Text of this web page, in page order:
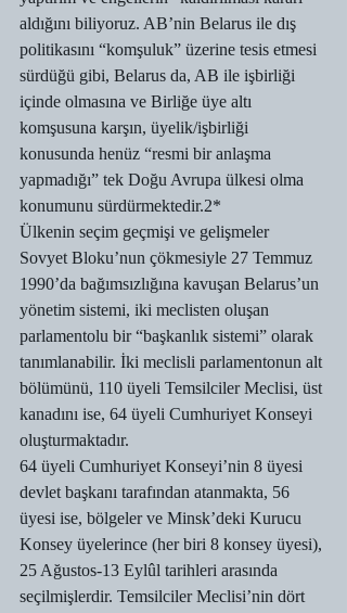
aldığını biliyoruz. AB’nin Belarus ile dış
politikasını “komşuluk” üzerine tesis etmesi
sürdüğü gibi, Belarus da, AB ile işbirliği
içinde olmasına ve Birliğe üye altı
komşusuna karşın, üyelik/işbirliği
konusunda henüz “resmi bir anlaşma
yapmadığı” tek Doğu Avrupa ülkesi olma
konumunu sürdürmektedir.2*
Ülkenin seçim geçmişi ve gelişmeler
Sovyet Bloku’nun çökmesiyle 27 Temmuz
1990’da bağımsızlığına kavuşan Belarus’un
yönetim sistemi, iki meclisten oluşan
parlamentolu bir “başkanlık sistemi” olarak
tanımlanabilir. İki meclisli parlamentonun alt
bölümünü, 110 üyeli Temsilciler Meclisi, üst
kanadını ise, 64 üyeli Cumhuriyet Konseyi
oluşturmaktadır.
64 üyeli Cumhuriyet Konseyi’nin 8 üyesi
devlet başkanı tarafından atanmakta, 56
üyesi ise, bölgeler ve Minsk’deki Kurucu
Konsey üyelerince (her biri 8 konsey üyesi),
25 Ağustos-13 Eylûl tarihleri arasında
seçilmişlerdir. Temsilciler Meclisi’nin dört